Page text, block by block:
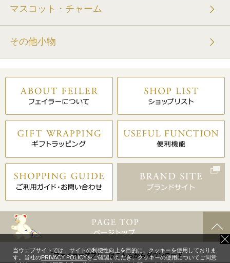
マスコット・チャーム
その他小物
「フェイラーアプリ」はこちらからダウンロード
当ウェブサイトでは、サイトの利便性向上を目的に、クッキーを使用しておりま
す。当社のPRIVACY POLICYをご確認いただき、クッキーの使用についてご同意